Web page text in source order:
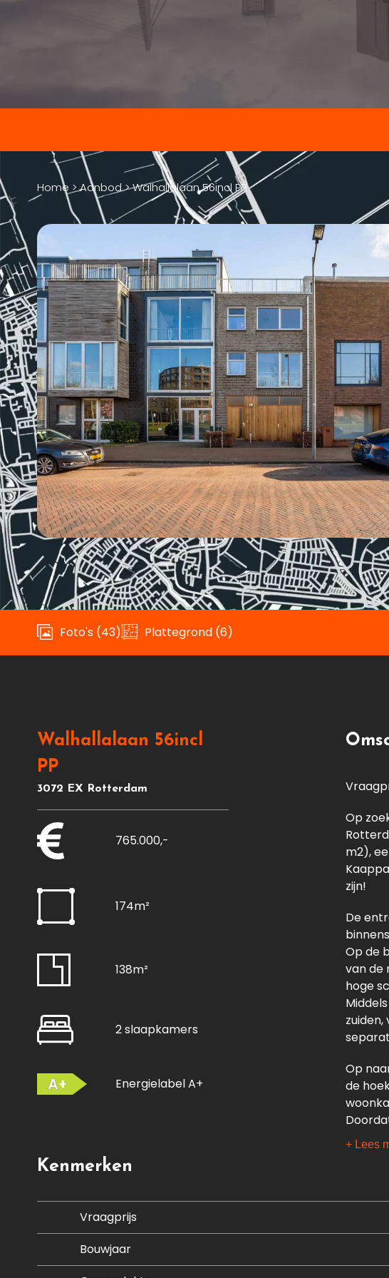
Home >Aanbod>Walhallalaan 56incl PP
Foto's (43) Plattegrond (6)
Walhallalaan 56incl
PP
3072 EX Rotterdam
765.000,-
174m²
138m²
2 slaapkamers
A+ Energielabel A+
Op
m2),
zijn!
De
Op de
van de
hoge
Op
de
goed
Op
meter
+ Lees
Kenmerken
Vraagprijs
Bouwjaar